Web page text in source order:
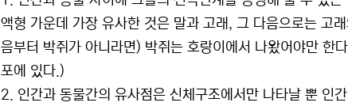
액형 가운데 가장 유사한 것은 말과 고래, 그 다음으로는 고
음부터 박쥐가 아니라면) 박쥐는 호랑이에서 나왔어야만 한
포에 있다.)
2. 인간과 동물간의 유사점은 신체구조에서만 나타날 뿐 인